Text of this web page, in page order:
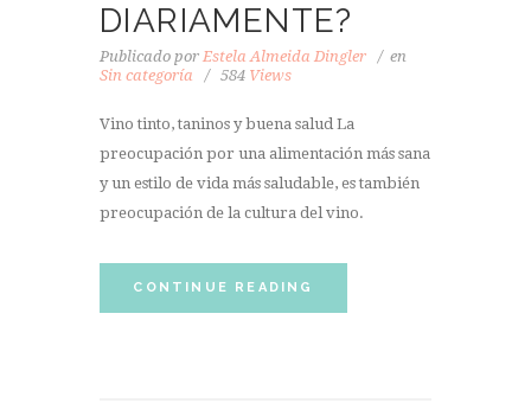
DIARIAMENTE?
Publicado por Estela Almeida Dingler
en
Sin categoría
584 Views
Vino tinto, taninos y buena salud La
preocupación por una alimentación más sana
y un estilo de vida más saludable, es también
preocupación de la cultura del vino.
CONTINUE READING